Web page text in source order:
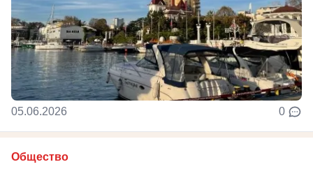
05.06.2026 0
Общество